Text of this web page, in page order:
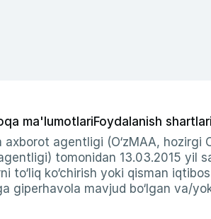
ma'lumotlariFoydalanish shartlari
agentligi (O‘zMAA, hozirgi
tomonidan 13.03.2015 yil
to‘liq ko‘chirish yoki qisman
giperhavola mavjud bo‘lgan va/